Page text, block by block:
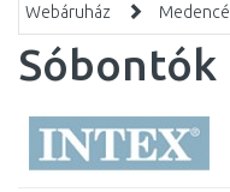
Webáruház
Sóbontók